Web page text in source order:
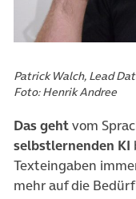
Patrick Walch, Lead
Foto: Henrik Andree
Das gehtvom
selbstlernenden KI
Texteingaben
mehr auf die